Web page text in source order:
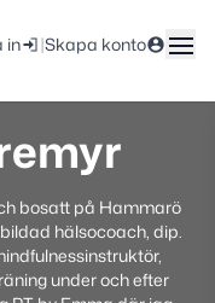
in |Skapa konto
bosatt på Hammarö
hälsocoach, dip.
under och efter